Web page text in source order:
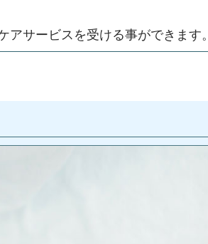
サービスを受ける事ができます。